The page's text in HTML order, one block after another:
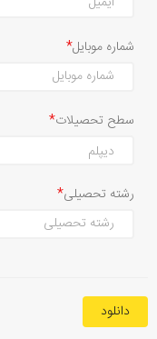
شماره موبایل
سطح تحصیلات
رشته تحصیلی
دانلود